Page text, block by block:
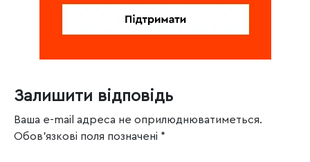
Залишити відповідь
Ваша e-mail адреса не оприлюднюватиметься.
Обов’язкові поля позначені *